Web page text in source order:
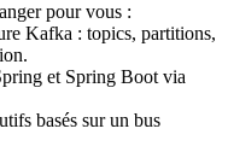
pour vous :
Kafka : topics, partitions,
et Spring Boot via
basés sur un bus